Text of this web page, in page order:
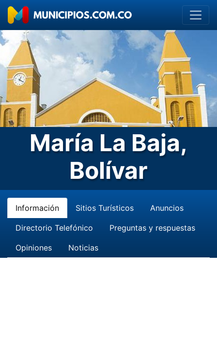
María La Baja,
Bolívar
Información Sitios Turísticos Anuncios
Directorio Telefónico Preguntas y respuestas
Opiniones Noticias